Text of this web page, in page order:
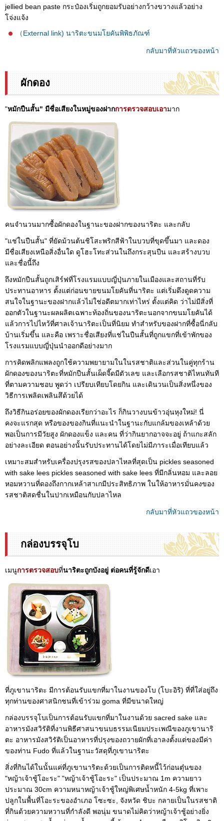
jellied bean paste กระป๋องเริ่มถูกยอมรับอย่างกว้างขวางแล้วอย่าง
โจ่งแจ้ง
（External link) นาริตะขนมโยคันพิพิธภัณฑ์
กลับมาที่หัวแถวของหน้า
ผักดอง
"หมักปืนสั้น" มีชื่อเสียงในหมู่ของฝากการตรวจสอบเอามาก
คนจำนวนมากซื้อผักดองในฐานะของฝากของนาริตะ และกลับ
"แช่ในปืนสั้น" ที่ยัดม้วนต้นชิโสะพริกสีฟ้าในบวบที่ขุดขึ้นมา และดอง
มีชื่อเสียงเหนือสิ่งอื่นใด ดูโฮะโทะส่วนในถึงกระสุนปืน และสร้างบวบ
และชื่อนี้ถึง
ถึงหมักปืนสั้นถูกเสิร์ฟที่โรงแรมแบบญี่ปุ่นภายในเมืองและสถานที่รับ
ประทานอาหาร ตั้งแต่ก่อนขายขนมโยคันที่นาริตะ แต่เริ่มดึงดูดความ
สนใจในฐานะของฝากแล้วไม่ใช่อดีตมากเท่าไหร่ ตั้งแต่คิด ว่าไม่มีสิ่งที่
ออกตัวในฐานะผลผลิตเฉพาะท้องถิ่นของนาริตะนอกจากขนมโยคันได้
แล้วการไปไหว้ที่ศาลเจ้านาริตะเป็นที่นิยม ทำสำหรับของฝากที่ซื้อนี่กลับ
บ้านเริ่มขึ้น และคือ เพราะชื่อเสียงที่แช่ในปืนสั้นที่ถูกแขกที่เข้าพักของ
โรงแรมแบบญี่ปุ่นนำออกดีอย่างมาก
การคิดพลิกแพลงถูกใช้ความพยายามในในรสชาติและส่วนในคู่ทุกร้าน
ผักดองของนาริตะที่หมักปืนสั้นเผ็ดจี๊ดมีตัวเลข และเลือกรสชาติไหนทันที
ที่ตามความชอบ พูดว่า เปรียบเทียบโดยกิน และเดินวนเป็นสิ่งหนึ่งของ
วิธีการเพลิดเพลินสึด้วยได้
ถึงวิธีกินอร่อยของผักดองเรียกว่าอะไร ก็กินวางบนข้าวอุ่นหุงใหม่! นี่
คงจะแรกสุด หรือของของกินที่แนะนำในฐานะกับแกล้มของเหล้าด้วย
พอเป็นการมีวัยสูง ผักดองแข็ง และคน ที่ว่ากินยากอาจจะอยู่ ถ้าแกะสลัก
อย่างละเอียด ตอนอย่างนั้นรับประทานได้โดยไม่มีภาระเมื่อเทียบแล้ว
เหมาะสมสำหรับเครื่องปรุงรสของปลาไหลที่สุดเป็น pickles seasoned
with sake lees pickles seasoned with sake lees ที่มีกลิ่นหอม และลอย
หอมหวานที่ดองถึงกากเหล้าสาเกมีประสิทธิภาพ ในให้อาหารมั่นคงของ
รสชาติสดชื่นในปากเหมือนกับปลาไหล
กลับมาที่หัวแถวของหน้า
กล่องบรรจุโบ
เมนูการตรวจสอบที่นาริตะถูกบังอยู่ ต่อคนที่รู้จักดีเอา
ที่ภูเขานาริตะ มีการต้อนรับแขกที่มาในงานของโบ (โบะอิริ) ที่ที่ใส่อยู่ถึง
ทุกท่านของศาสนิกชนที่เข้าร่วม goma ที่มีขนาดใหญ่
กล่องบรรจุโบเป็นการต้อนรับแขกที่มาในงานด้วย sacred sake และ
อาหารมังสวิรัติที่งานพิธีศาสนาขนบธรรมเนียมประเพณีของภูเขานาริ
ตะ อาหารมังสวิรัติเป็นอาหารที่ปรุงของถวายผักที่เอาลงตั้งแต่ของมีค่า
ของท่าน Fudo ที่แล้วในฐานะวัสดุที่ภูเขานาริตะ
สิ่งที่กินได้ในนั้นแค่ที่ภูเขานาริตะด้วยเป็นการติดหนี้ไว้ก่อนตุ๋นของ
"หญ้าเจ้าชู้โอะระ" "หญ้าเจ้าชู้โอะระ" เป็นประมาณ 1m ความยาว
ประมาณ 30cm ความหนาหญ้าเจ้าชู้ใหญ่พิเศษน้ำหนัก 4-5kg ที่เพาะ
ปลูกในพื้นที่โอะระของอำเภอ โซะซะ, จังหวัด ชิบะ กลายเป็นในรสชาติ
ที่กินด้วยความหวานที่กำลังดี พอนุ่ม ขนาดไม่คิดว่าหญ้าเจ้าชู้อย่างยิ่ง